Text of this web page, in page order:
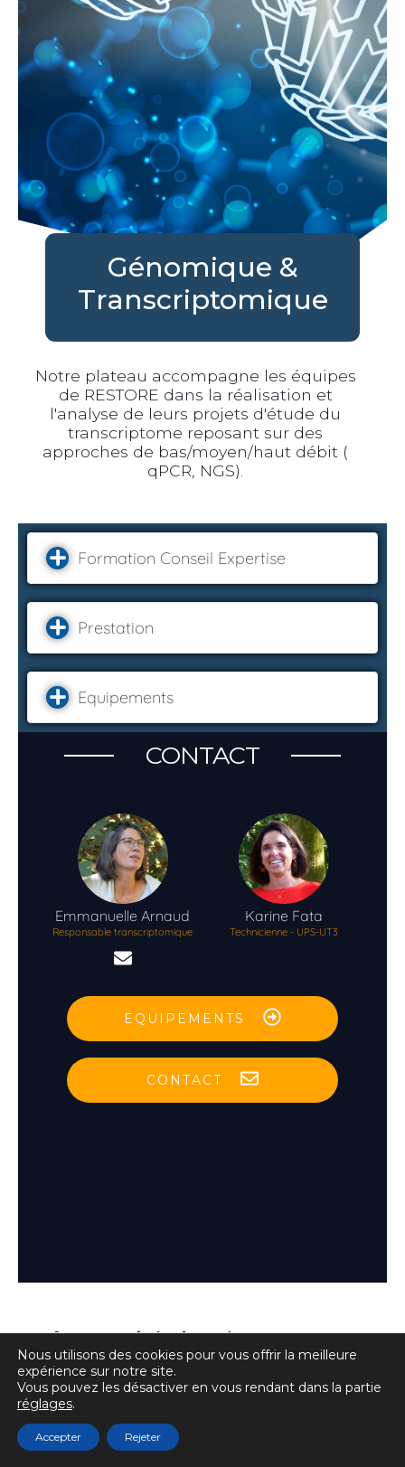
Génomique &
Transcriptomique
Notre plateau accompagne les équipes
de RESTORE dans la réalisation et
l'analyse de leurs projets d'étude du
transcriptome reposant sur des
approches de bas/moyen/haut débit (
qPCR, NGS).
Formation Conseil Expertise
Prestation
Equipements
CONTACT
Emmanuelle Arnaud
Responsable transcriptomique
Karine Fata
Technicienne - UPS-UT3
EQUIPEMENTS
CONTACT
Mécanobiologie – AFM
BioFab
Nous utilisons des cookies pour vous offrir la meilleure
expérience sur notre site.
Vous pouvez les désactiver en vous rendant dans la partie
réglages.
Accepter Rejeter